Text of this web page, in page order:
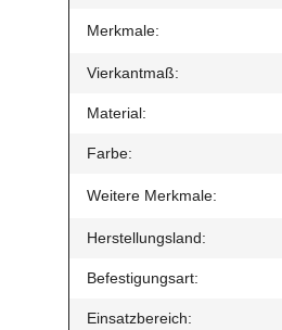
Merkmale:
Vierkantmaß:
Material:
Farbe:
Weitere Merkmale:
Herstellungsland:
Befestigungsart:
Einsatzbereich: